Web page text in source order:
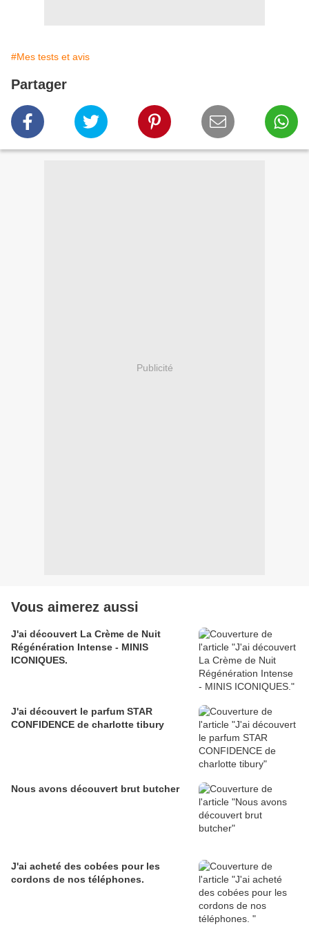
#Mes tests et avis
Partager
Publicité
Vous aimerez aussi
J'ai découvert La Crème de Nuit
Régénération Intense - MINIS
ICONIQUES.
J'ai découvert le parfum STAR
CONFIDENCE de charlotte tibury
Nous avons découvert brut butcher
J'ai acheté des cobées pour les